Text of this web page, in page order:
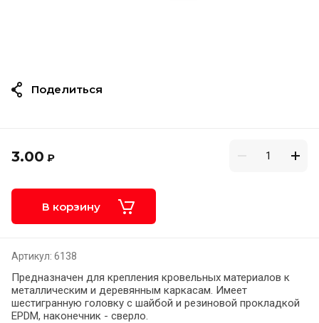
3.00 ₽
В корзину
Артикул: 6138
Предназначен для крепления кровельных материалов к
металлическим и деревянным каркасам. Имеет
шестигранную головку с шайбой и резиновой прокладкой
EPDM, наконечник - сверло.
Поделиться